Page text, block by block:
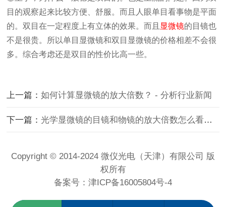
目的观察起来比较方便、舒服。而且人眼单目看事物是平面
的。双目在一定程度上有立体的效果。而且 显微镜的目镜也
不是很贵。所以单目显微镜和双目显微镜的价格相差不会很
多。综合考虑还是双目的性价比高一些。
上一篇：如何计算显微镜的放大倍数？ - 分析行业新闻
下一篇：光学显微镜的目镜和物镜的放大倍数怎么看？ - 分析行业新闻
Copyright © 2014-2024 微仪光电（天津）有限公司 版
权所有
备案号： 津ICP备16005804号-4